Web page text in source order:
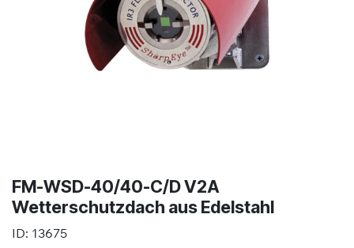
FM-WSD-40/40-C/D V2A
Wetterschutzdach aus Edelstahl
ID: 13675